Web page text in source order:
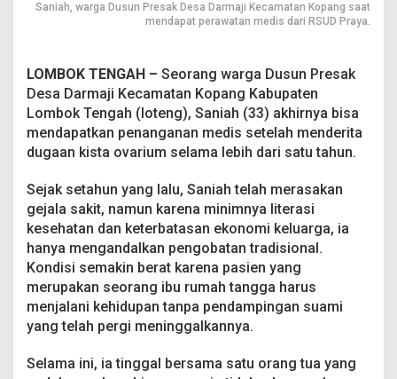
a
t
s
a
a
r
m
j
i
,
S
a
n
a
h
K
n
Saniah, warga Dusun Presak Desa Darmaji Kecamatan Kopang saat
mendapat perawatan medis dari RSUD Praya.
LOMBOK TENGAH – Seorang warga Dusun Presak
Desa Darmaji Kecamatan Kopang Kabupaten
Lombok Tengah (loteng), Saniah (33) akhirnya bisa
mendapatkan penanganan medis setelah menderita
dugaan kista ovarium selama lebih dari satu tahun.
Sejak setahun yang lalu, Saniah telah merasakan
gejala sakit, namun karena minimnya literasi
kesehatan dan keterbatasan ekonomi keluarga, ia
hanya mengandalkan pengobatan tradisional.
Kondisi semakin berat karena pasien yang
merupakan seorang ibu rumah tangga harus
menjalani kehidupan tanpa pendampingan suami
yang telah pergi meninggalkannya.
Selama ini, ia tinggal bersama satu orang tua yang